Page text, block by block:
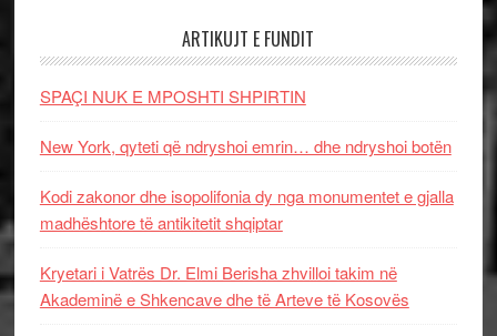
ARTIKUJT E FUNDIT
SPAÇI NUK E MPOSHTI SHPIRTIN
New York, qyteti që ndryshoi emrin… dhe ndryshoi botën
Kodi zakonor dhe isopolifonia dy nga monumentet e gjalla
madhështore të antikitetit shqiptar
Kryetari i Vatrës Dr. Elmi Berisha zhvilloi takim në
Akademinë e Shkencave dhe të Arteve të Kosovës